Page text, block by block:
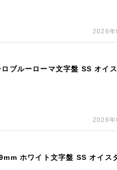
2026年
ブルーローマ文字盤 SS オイ
2026年
ホワイト文字盤 SS オイス